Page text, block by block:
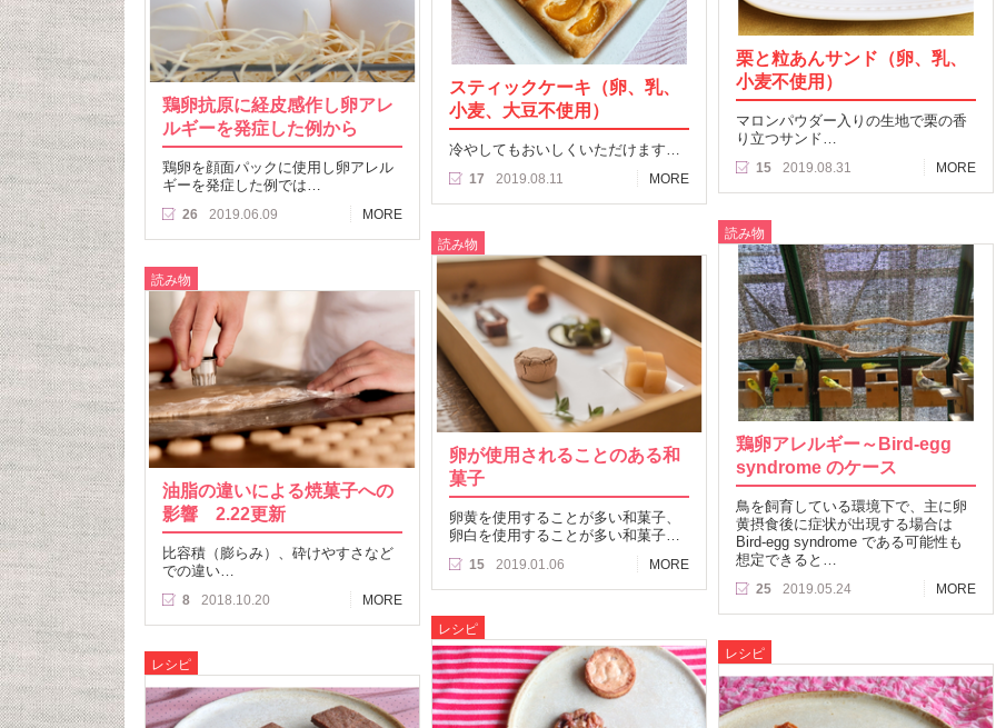
栗と粒あんサンド（卵、乳、
小麦不使用）
マロンパウダー入りの生地で栗の香
り立つサンド…
15 2019.08.31 MORE
スティックケーキ（卵、乳、
小麦、大豆不使用）
冷やしてもおいしくいただけます…
17 2019.08.11 MORE
鶏卵抗原に経皮感作し卵アレ
ルギーを発症した例から
鶏卵を顔面パックに使用し卵アレル
ギーを発症した例では…
26 2019.06.09
MORE
読み物
鶏卵アレルギー～Bird-egg
syndrome のケース
鳥を飼育している環境下で、主に卵
黄摂食後に症状が出現する場合は
Bird-egg syndrome である可能性も
想定できると…
25 2019.05.24 MORE
読み物
卵が使用されることのある和
菓子
卵黄を使用することが多い和菓子、
卵白を使用することが多い和菓子…
15 2019.01.06 MORE
読み物
油脂の違いによる焼菓子への
影響 2.22更新
比容積（膨らみ）、砕けやすさなど
での違い…
8 2018.10.20
MORE
レシピ
レシピ
レシピ